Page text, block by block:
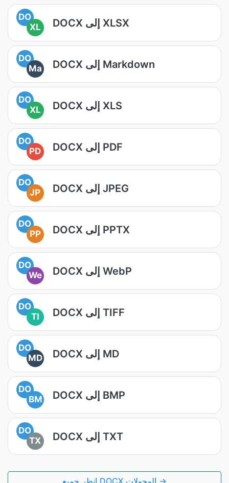
DO
XL
DOCX إلى XLSX
DO
Ma
DOCX إلى Markdown
DO
XL
DOCX إلى XLS
DO
PD
DOCX إلى PDF
DO
JP
DOCX إلى JPEG
DO
PP
DOCX إلى PPTX
DO
We
DOCX إلى WebP
DO
TI
DOCX إلى TIFF
DO
MD
DOCX إلى MD
DO
BM
DOCX إلى BMP
DO
TX
DOCX إلى TXT
انظر جميع DOCX المحولات →